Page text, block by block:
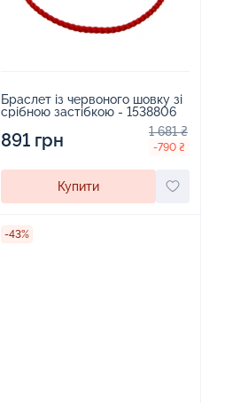
Браслет із червоного шовку зі
срібною застібкою - 1538806
891 грн 1 681 ₴
-790 ₴
Купити
-43%